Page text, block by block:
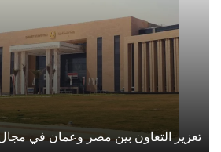
تعزيز التعاون بين مصر وعمان في